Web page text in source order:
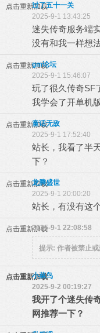
点击重新加载过了五十一关
2025-9-1 13:43:25
迷失传奇服务端
没有和我一样想
点击重新加载
gm论坛
2025-9-1 15:46:07
玩了很久传奇SF
我学会了开单机
点击重新加载
童话无敌
2025-9-1 17:52:40
站长，我看了半
下？
点击重新加载
龙腾盛世
2025-9-1 20:00:20
站长，有没有这
点击重新加载2025-9-1 22:08:58
提示: 作者被禁止
点击重新加载
小菜鸟
2025-9-2 00:19:27
我开了个迷失传
网推荐一下？